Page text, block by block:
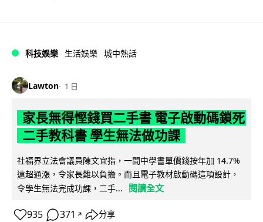
科技娛樂 生活娛樂 城中熱話
Lawton 1 日
家長無得慳錢買二手書 電子啟動碼鎖死
二手教科書 學生無法做功課
社福界立法會議員陳文宜指，一間中學書單價錢按年加 14.7%
遠超通漲，令家長難以負擔。而且電子教材啟動碼這項設計，
令學生無法完成功課，二手...
閱讀全文
935 371 ↗ 分享